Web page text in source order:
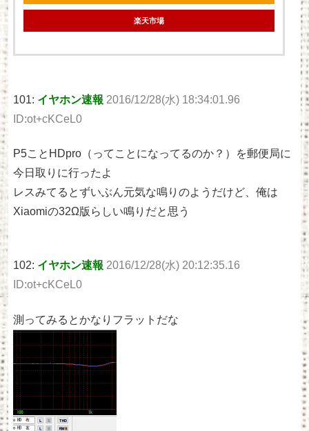
楽天市場
101: イヤホン速報 2016/12/28(水) 18:34:01.96
ID:ot+cKCeL0
P5ことHDpro（ってことになってるのか？）を郵便局に
今日取りに行ったよ
レスみてるとずいぶん元気な鳴りのようだけど、俺は
Xiaomiの32Ω版らしい鳴りだと思う
102: イヤホン速報 2016/12/28(水) 20:12:35.16
ID:ot+cKCeL0
測ってみるとかなりフラットだな